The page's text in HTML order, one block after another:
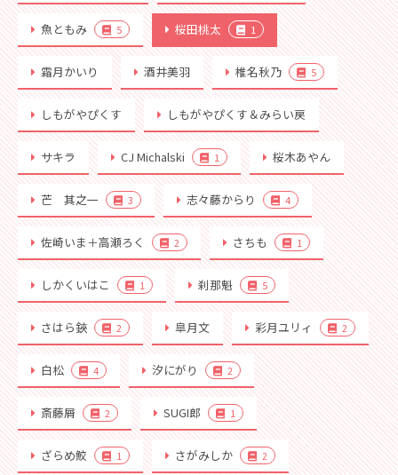
魚ともみ 5 桜田桃太 1
霜月かいり 酒井美羽 椎名秋乃 5
しもがやぴくす しもがやぴくす＆みらい戻
サキラ CJ Michalski 1 桜木あやん
芒 其之一 3 志々藤からり 4
佐崎いま＋高瀬ろく 2 さちも 1
しかくいはこ 1 刹那魁 5
さはら鋏 2 皐月文 彩月ユリィ 2
白松 4 汐にがり 2
斎藤屑 2 SUGI郎 1
ざらめ鮫 1 さがみしか 2